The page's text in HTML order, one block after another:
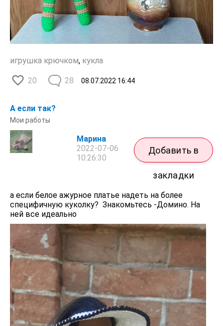
игрушка крючком, кукла
20 08.07.2022 16:44
28
А если так?
Мои работы
Марина
2022-07-06
10:26:30
Добавить в
закладки
а если белое ажурное платье надеть на более
специфичную куколку? Знакомьтесь -Домино. На
ней все идеально